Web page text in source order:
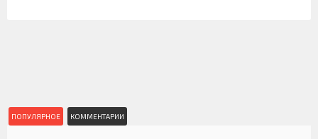
ПОПУЛЯРНОЕ КОММЕНТАРИИ